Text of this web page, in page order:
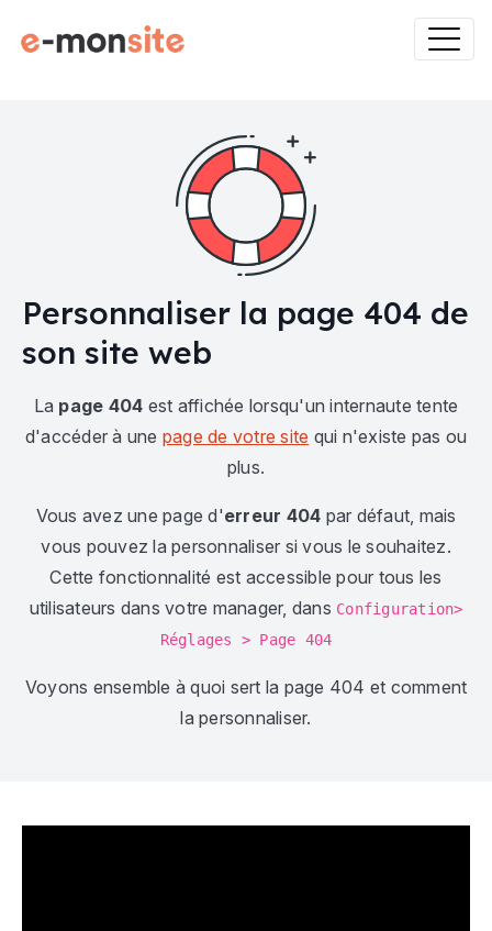
Personnaliser la page 404 de
son site web
La page 404 est affichée lorsqu'un internaute tente
d'accéder à une page de votre site qui n'existe pas ou
plus.
Vous avez une page d'erreur 404 par défaut, mais
vous pouvez la personnaliser si vous le souhaitez.
Cette fonctionnalité est accessible pour tous les
utilisateurs dans votre manager, dans Configuration>
Réglages > Page 404
Voyons ensemble à quoi sert la page 404 et comment
la personnaliser.